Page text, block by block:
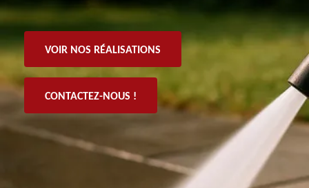
VOIR NOS RÉALISATIONS
CONTACTEZ-NOUS !